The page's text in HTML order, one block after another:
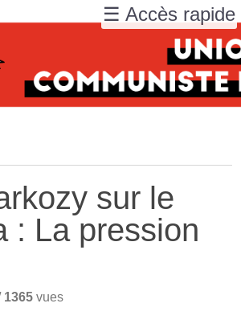
sur le
: La pression
1365 vues
☰ Accès rapide